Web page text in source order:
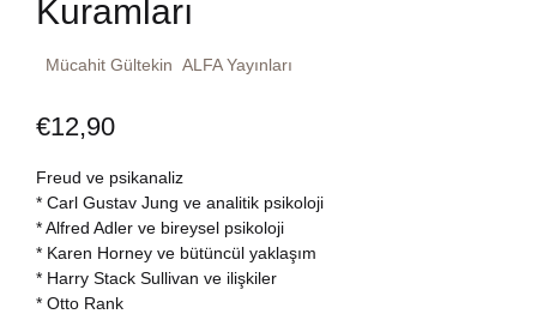
Bize Ulaşın
TR
Kuramları
Mücahit Gültekin ALFA Yayınları
€12,90
Freud ve psikanaliz
* Carl Gustav Jung ve analitik psikoloji
* Alfred Adler ve bireysel psikoloji
* Karen Horney ve bütüncül yaklaşım
* Harry Stack Sullivan ve ilişkiler
* Otto Rank